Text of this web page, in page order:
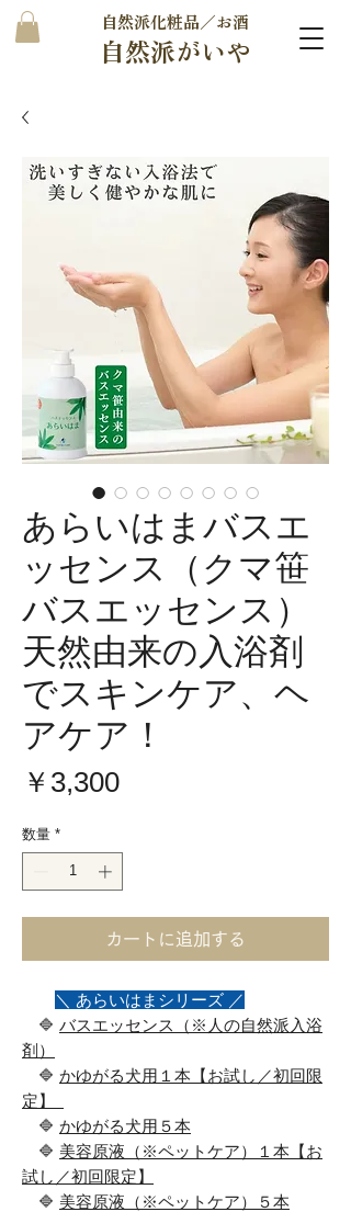
自然派化粧品／お酒
自然派がいや
あらいはまバスエ
ッセンス（クマ笹
バスエッセンス）
天然由来の入浴剤
でスキンケア、ヘ
アケア！
￥3,300価
数量 *
カートに追加する
＼ あらいはまシリーズ ／
🔷 バスエッセンス（※人の自然派入浴
剤）
🔷 かゆがる犬用１本【お試し／初回限
定】
🔷 かゆがる犬用５本
🔷 美容原液（※ペットケア）１本【お
試し／初回限定】
🔷 美容原液（※ペットケア）５本